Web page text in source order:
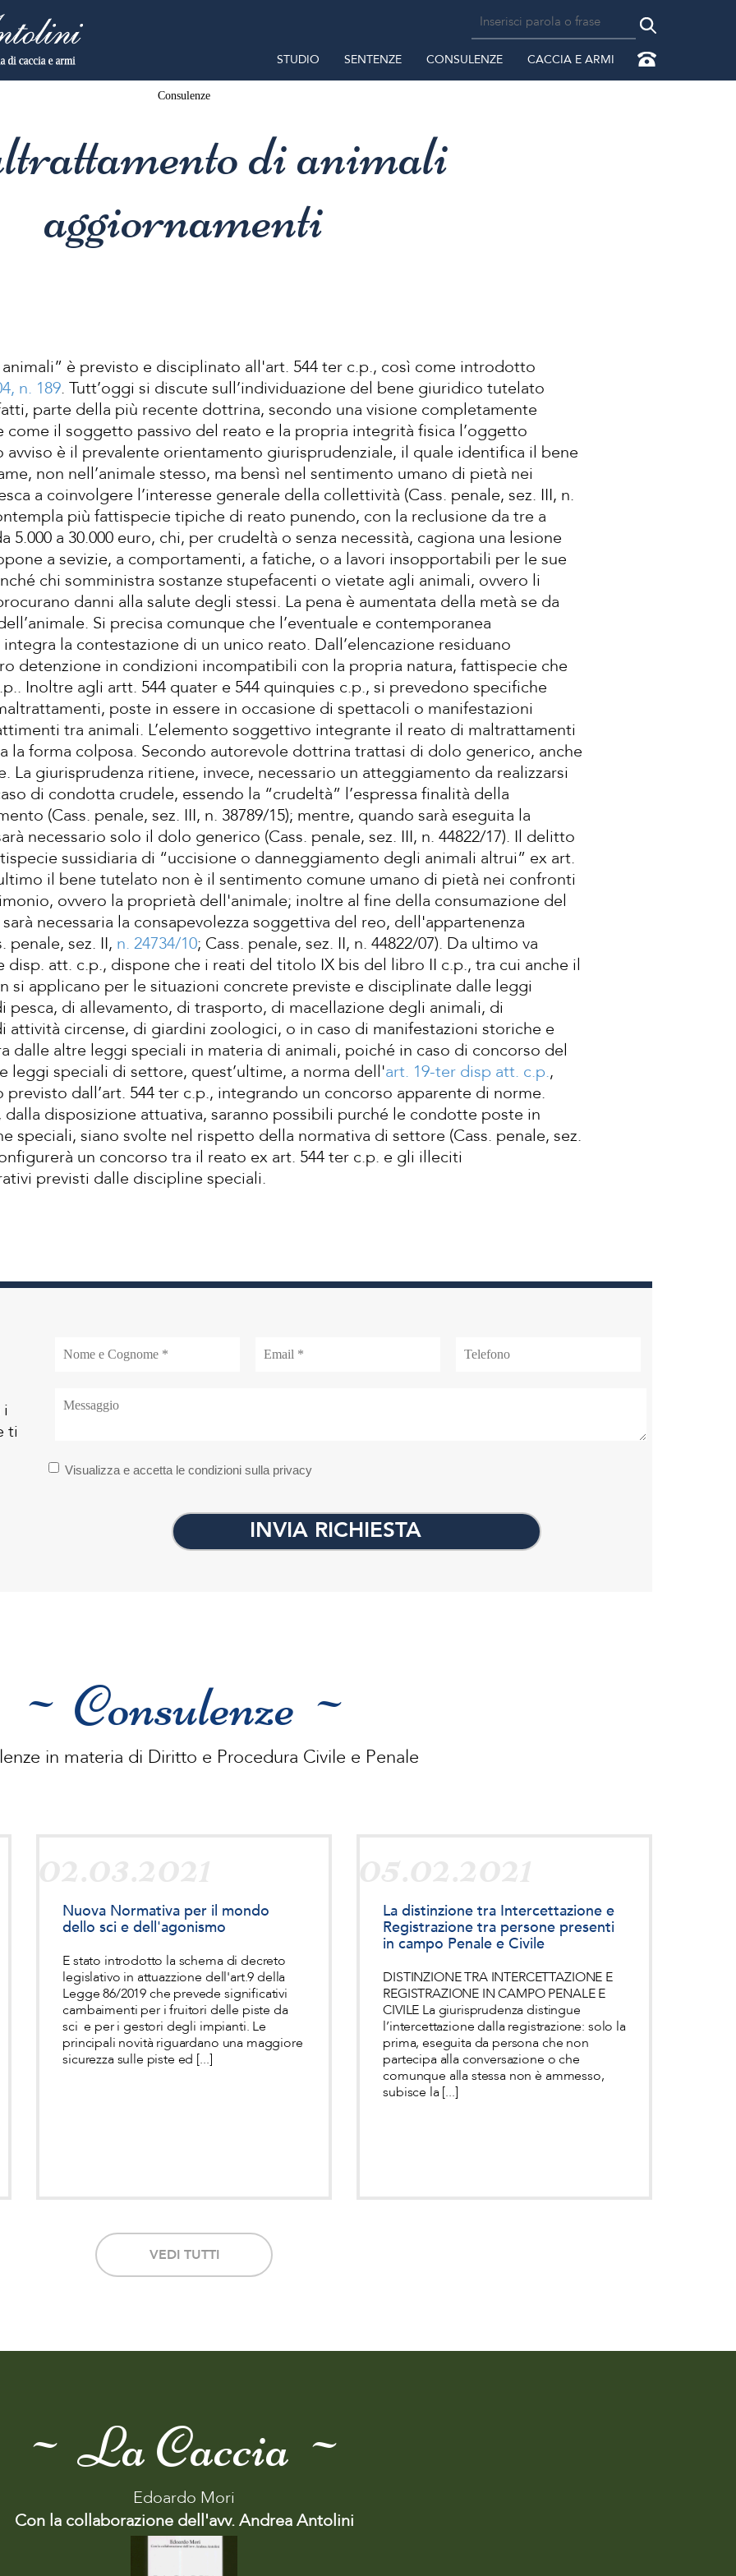
STUDIO SENTENZE CONSULENZE CACCIA E ARMI
Consulenze
di animali
aggiornamenti
è previsto e disciplinato all'art. 544 ter c.p., così come introdotto
n. 189. Tutt’oggi si discute sull’individuazione del bene giuridico tutelato
parte della più recente dottrina, secondo una visione completamente
come il soggetto passivo del reato e la propria integrità fisica l’oggetto
avviso è il prevalente orientamento giurisprudenziale, il quale identifica il bene
non nell’animale stesso, ma bensì nel sentimento umano di pietà nei
a coinvolgere l’interesse generale della collettività (Cass. penale, sez. III, n.
più fattispecie tipiche di reato punendo, con la reclusione da tre a
a 30.000 euro, chi, per crudeltà o senza necessità, cagiona una lesione
a sevizie, a comportamenti, a fatiche, o a lavori insopportabili per le sue
chi somministra sostanze stupefacenti o vietate agli animali, ovvero li
danni alla salute degli stessi. La pena è aumentata della metà se da
Si precisa comunque che l’eventuale e contemporanea
la contestazione di un unico reato. Dall’elencazione residuano
detenzione in condizioni incompatibili con la propria natura, fattispecie che
Inoltre agli artt. 544 quater e 544 quinquies c.p., si prevedono specifiche
poste in essere in occasione di spettacoli o manifestazioni
tra animali. L’elemento soggettivo integrante il reato di maltrattamenti
la forma colposa. Secondo autorevole dottrina trattasi di dolo generico, anche
La giurisprudenza ritiene, invece, necessario un atteggiamento da realizzarsi
di condotta crudele, essendo la “crudeltà” l’espressa finalità della
(Cass. penale, sez. III, n. 38789/15); mentre, quando sarà eseguita la
necessario solo il dolo generico (Cass. penale, sez. III, n. 44822/17). Il delitto
sussidiaria di “uccisione o danneggiamento degli animali altrui” ex art.
il bene tutelato non è il sentimento comune umano di pietà nei confronti
ovvero la proprietà dell'animale; inoltre al fine della consumazione del
necessaria la consapevolezza soggettiva del reo, dell'appartenenza
penale, sez. II, n. 24734/10; Cass. penale, sez. II, n. 44822/07). Da ultimo va
disp. att. c.p., dispone che i reati del titolo IX bis del libro II c.p., tra cui anche il
si applicano per le situazioni concrete previste e disciplinate dalle leggi
pesca, di allevamento, di trasporto, di macellazione degli animali, di
attività circense, di giardini zoologici, o in caso di manifestazioni storiche e
dalle altre leggi speciali in materia di animali, poiché in caso di concorso del
leggi speciali di settore, quest’ultime, a norma dell'art. 19-ter disp att. c.p.,
dall’art. 544 ter c.p., integrando un concorso apparente di norme.
dalla disposizione attuativa, saranno possibili purché le condotte poste in
speciali, siano svolte nel rispetto della normativa di settore (Cass. penale, sez.
un concorso tra il reato ex art. 544 ter c.p. e gli illeciti
previsti dalle discipline speciali.
i
ti
Visualizza e accetta le condizioni sulla privacy
INVIA RICHIESTA
~ Consulenze ~
in materia di Diritto e Procedura Civile e Penale
Nuova Normativa per il mondo
dello sci e dell'agonismo
E stato introdotto la schema di decreto
legislativo in attuazzione dell'art.9 della
Legge 86/2019 che prevede significativi
cambaimenti per i fruitori delle piste da
sci e per i gestori degli impianti. Le
principali novità riguardano una maggiore
sicurezza sulle piste ed [...]
La distinzione tra Intercettazione e
Registrazione tra persone presenti
in campo Penale e Civile
DISTINZIONE TRA INTERCETTAZIONE E
REGISTRAZIONE IN CAMPO PENALE E
CIVILE La giurisprudenza distingue
l’intercettazione dalla registrazione: solo la
prima, eseguita da persona che non
partecipa alla conversazione o che
comunque alla stessa non è ammesso,
subisce la [...]
VEDI TUTTI
~ La Caccia ~
Edoardo Mori
Con la collaborazione dell'avv. Andrea Antolini